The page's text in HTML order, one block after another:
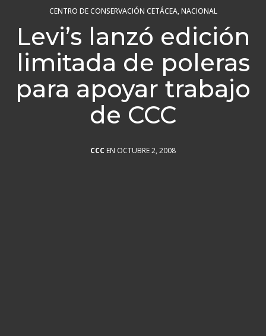
CENTRO DE CONSERVACIÓN CETÁCEA,NACIONAL
Levi’s lanzó edición
limitada de poleras
para apoyar trabajo
de CCC
CCC EN OCTUBRE 2, 2008